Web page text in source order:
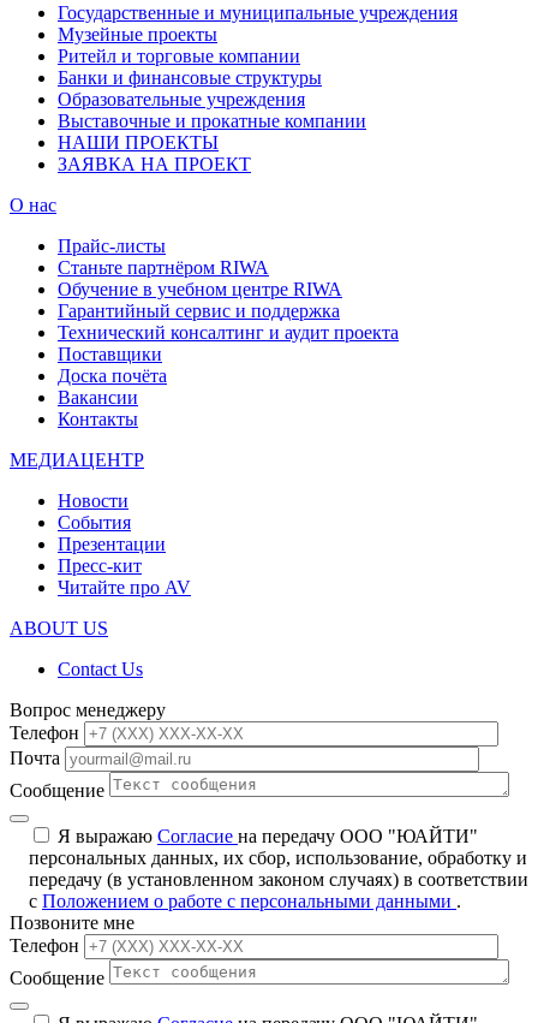
Государственные и муниципальные учреждения
Музейные проекты
Ритейл и торговые компании
Банки и финансовые структуры
Образовательные учреждения
Выставочные и прокатные компании
НАШИ ПРОЕКТЫ
ЗАЯВКА НА ПРОЕКТ
О нас
Прайс-листы
Станьте партнёром RIWA
Обучение в учебном центре RIWA
Гарантийный сервис и поддержка
Технический консалтинг и аудит проекта
Поставщики
Доска почёта
Вакансии
Контакты
МЕДИАЦЕНТР
Новости
События
Презентации
Пресс-кит
Читайте про AV
ABOUT US
Contact Us
Вопрос менеджеру
Телефон
Почта
Сообщение
Я выражаю Согласие на передачу ООО "ЮАЙТИ"
персональных данных, их сбор, использование, обработку и
передачу (в установленном законом случаях) в соответствии
с Положением о работе с персональными данными .
Позвоните мне
Телефон
Сообщение